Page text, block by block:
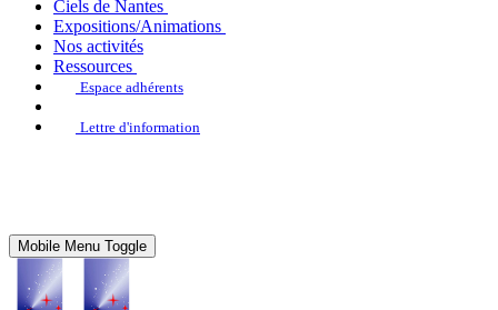
Ciels de Nantes
Expositions/Animations
Nos activités
Ressources
Espace adhérents
Lettre d'information
Mobile Menu Toggle